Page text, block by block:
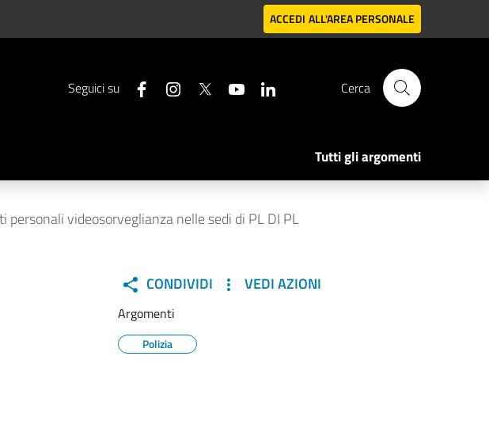
ACCEDI ALL'AREA PERSONALE
Seguici su Cerca
Tutti gli argomenti
videosorveglianza nelle sedi di PL DI PL
CONDIVIDI VEDI AZIONI
Argomenti
Polizia